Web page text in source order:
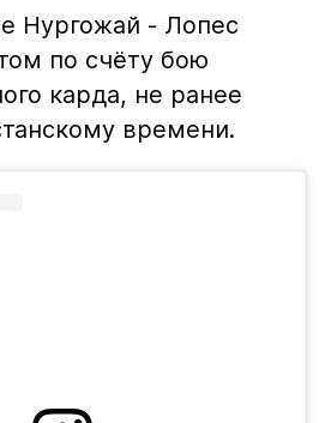
Нургожай - Лопес
по счёту бою
карда, не ранее
времени.